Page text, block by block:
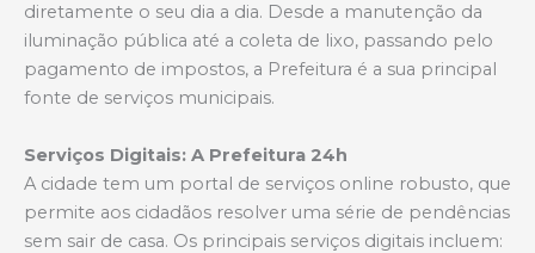
diretamente o seu dia a dia. Desde a manutenção da
iluminação pública até a coleta de lixo, passando pelo
pagamento de impostos, a Prefeitura é a sua principal
fonte de serviços municipais.
Serviços Digitais: A Prefeitura 24h
A cidade tem um portal de serviços online robusto, que
permite aos cidadãos resolver uma série de pendências
sem sair de casa. Os principais serviços digitais incluem: